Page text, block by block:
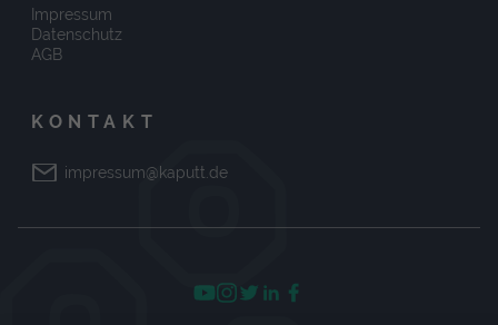
Impressum
Datenschutz
AGB
KONTAKT
impressum@kaputt.de